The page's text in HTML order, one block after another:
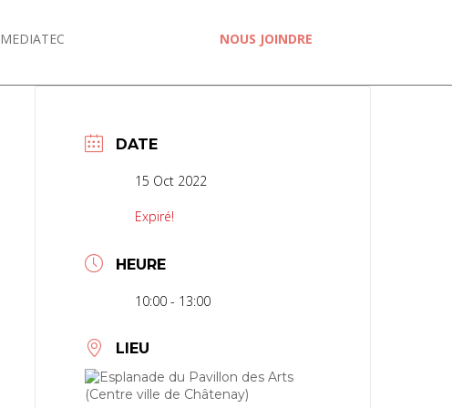
MEDIATEC NOUS JOINDRE
DATE
15 Oct 2022
Expiré!
HEURE
10:00 - 13:00
LIEU